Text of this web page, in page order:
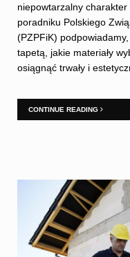
niepowtarzalny
poradniku Polskiego
(PZPFiK)
tapetą, jakie materiały
osiągnąć trwały i
CONTINUE READING